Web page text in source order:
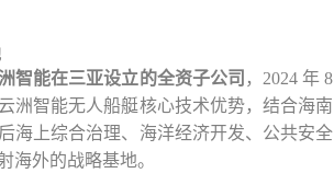
智能在三亚设立的全资子公司 ， 2024 年 8
洲智能无人船艇核心技术优势，结合海南
海上综合治理、海洋经济开发、公共安全
海外的战略基地。